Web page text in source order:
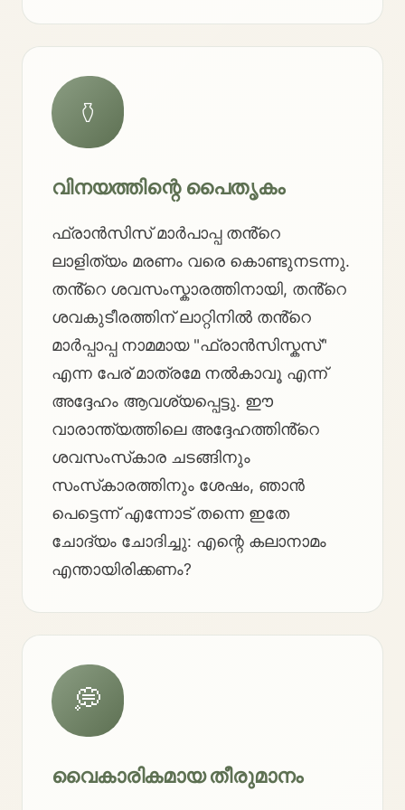
⚱️
വിനയത്തിന്റെ പൈതൃകം
ഫ്രാൻസിസ് മാർപാപ്പ തൻ്റെ
ലാളിത്യം മരണം വരെ കൊണ്ടുനടന്നു.
തൻ്റെ ശവസംസ്കാരത്തിനായി, തൻ്റെ
ശവകുടീരത്തിന് ലാറ്റിനിൽ തൻ്റെ
മാർപ്പാപ്പ നാമമായ "ഫ്രാൻസിസ്കസ്"
എന്ന പേര് മാത്രമേ നൽകാവൂ എന്ന്
അദ്ദേഹം ആവശ്യപ്പെട്ടു. ഈ
വാരാന്ത്യത്തിലെ അദ്ദേഹത്തിൻ്റെ
ശവസംസ്‌കാര ചടങ്ങിനും
സംസ്‌കാരത്തിനും ശേഷം, ഞാൻ
പെട്ടെന്ന് എന്നോട് തന്നെ ഇതേ
ചോദ്യം ചോദിച്ചു: എന്റെ കലാനാമം
എന്തായിരിക്കണം?
💭
വൈകാരികമായ തീരുമാനം